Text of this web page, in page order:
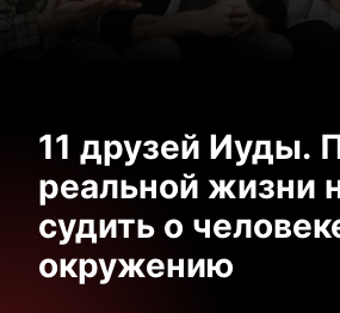
11 друзей Иуды.
реальной жизни
судить о
окружению